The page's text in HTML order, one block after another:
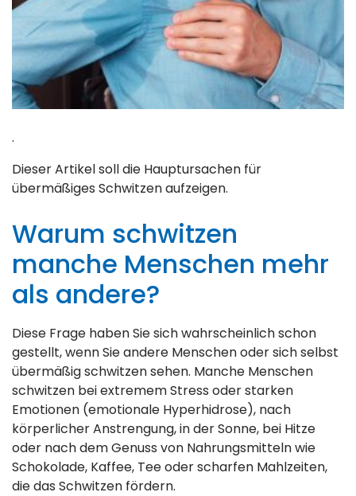
.
Dieser Artikel soll die Hauptursachen für
übermäßiges Schwitzen aufzeigen.
Warum schwitzen
manche Menschen mehr
als andere?
Diese Frage haben Sie sich wahrscheinlich schon
gestellt, wenn Sie andere Menschen oder sich selbst
übermäßig schwitzen sehen. Manche Menschen
schwitzen bei extremem Stress oder starken
Emotionen (emotionale Hyperhidrose), nach
körperlicher Anstrengung, in der Sonne, bei Hitze
oder nach dem Genuss von Nahrungsmitteln wie
Schokolade, Kaffee, Tee oder scharfen Mahlzeiten,
die das Schwitzen fördern.